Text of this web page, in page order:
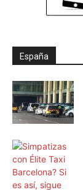
España